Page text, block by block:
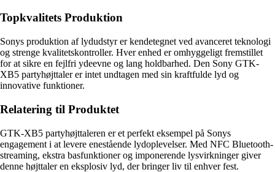
Topkvalitets Produktion
Sonys produktion af lydudstyr er kendetegnet ved avanceret teknologi
og strenge kvalitetskontroller. Hver enhed er omhyggeligt fremstillet
for at sikre en fejlfri ydeevne og lang holdbarhed. Den Sony GTK-
XB5 partyhøjttaler er intet undtagen med sin kraftfulde lyd og
innovative funktioner.
Relatering til Produktet
GTK-XB5 partyhøjttaleren er et perfekt eksempel på Sonys
engagement i at levere enestående lydoplevelser. Med NFC Bluetooth-
streaming, ekstra basfunktioner og imponerende lysvirkninger giver
denne højttaler en eksplosiv lyd, der bringer liv til enhver fest.